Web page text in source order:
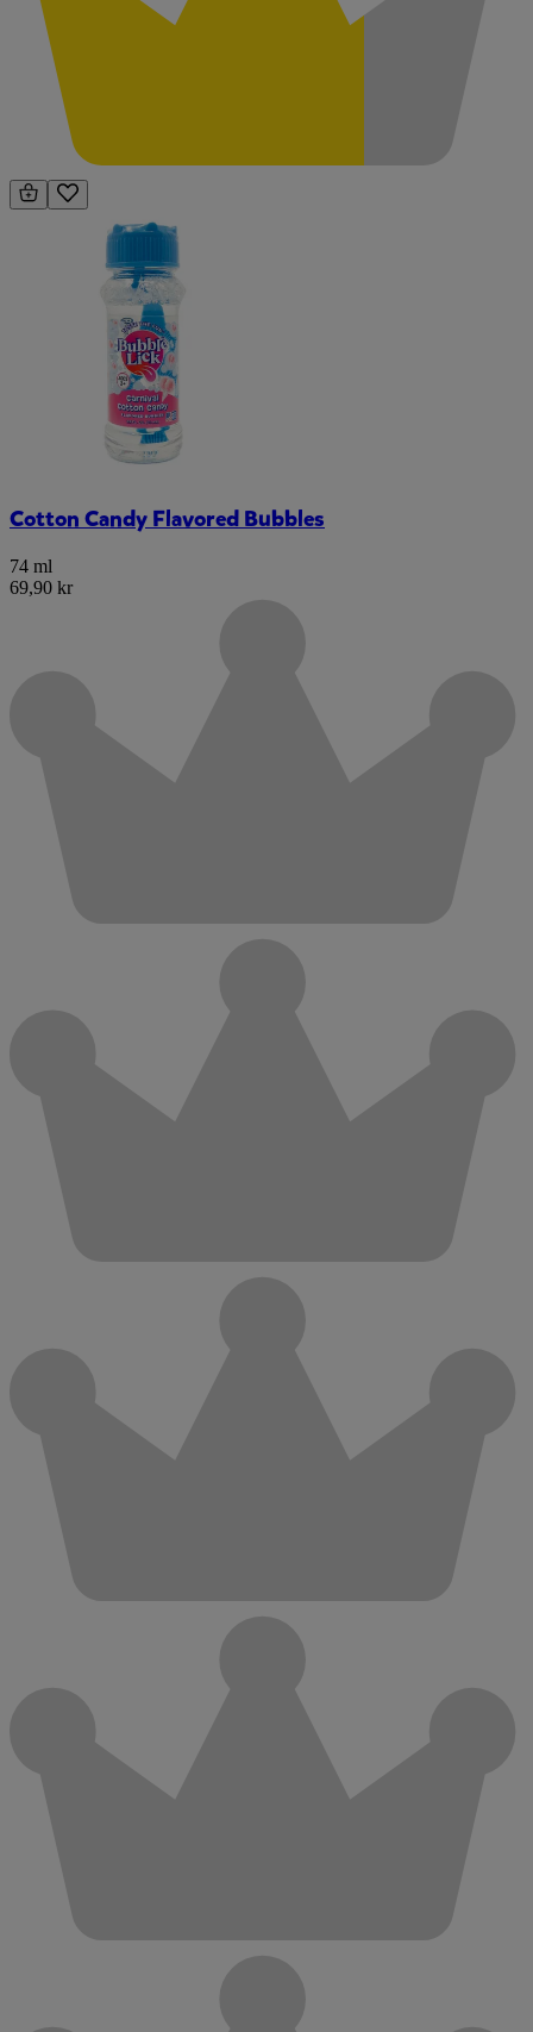
Cotton Candy Flavored Bubbles
74 ml
69,90 kr